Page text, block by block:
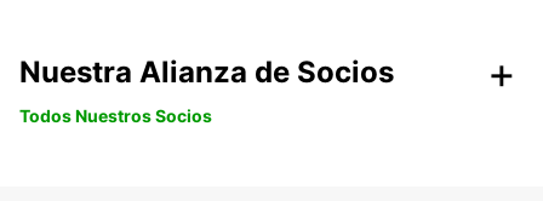
Nuestra Alianza de Socios
Todos Nuestros Socios